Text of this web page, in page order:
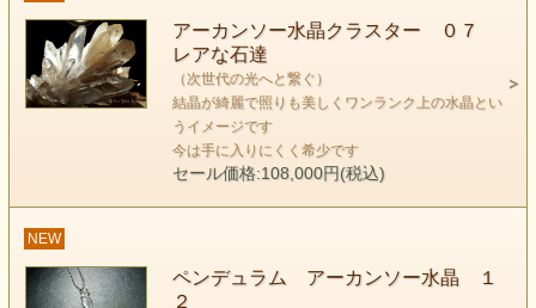
keyword 『次世代の光へと繋ぐ』
何を知っているというのか？
私達が知り得るものなどたかがしれている。
遠く離れて何光年も旅をしなくても
いまここに 私達の光である神性のなかに
どんなときも離れずにそばにいてくれるんだ。
今ある世界を全て手放して宇宙にゆだねたとたんに
真実への扉が開かれることを知っているかい？
現状にしがみつくのをやめて一歩を踏み出してみよう。
アーカンソー水晶クラスター ０７
レアな石達
（次世代の光へと繋ぐ）
結晶が綺麗で照りも美しくワンランク上の水晶とい
うイメージです
今は手に入りにくく希少です
セール価格:108,000円(税込)
NEW
ペンデュラム アーカンソー水晶 １
２